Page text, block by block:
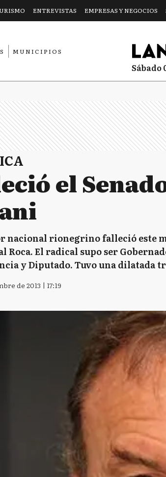
ENTREVISTAS EMPRESAS Y NEGOCIOS
MUNICIPIOS
el
nacional rionegrino falleció este
Roca. El radical supo ser
y Diputado. Tuvo una dilatada
de 2013 | 17:19